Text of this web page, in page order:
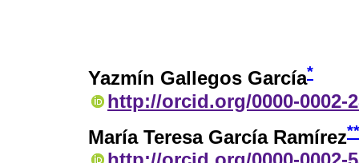
Yazmín Gallegos García*
http://orcid.org/0000-0002-
María Teresa García Ramírez**